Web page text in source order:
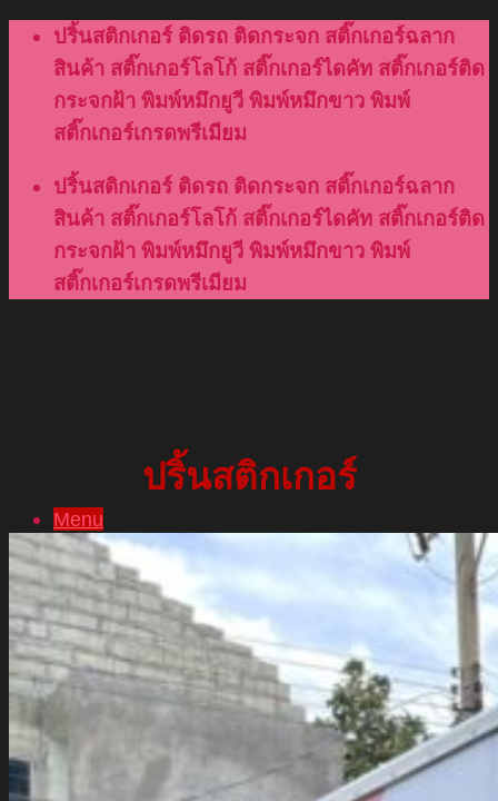
Skip
content
ปริ้นสติกเกอร์ ติดรถ ติดกระจก สติ๊กเกอร์ฉลาก
สินค้า สติ๊กเกอร์โลโก้ สติ๊กเกอร์ไดคัท สติ๊กเกอร์ติด
กระจกฝ้า พิมพ์หมึกยูวี พิมพ์หมึกขาว พิมพ์
สติ๊กเกอร์เกรดพรีเมียม
ปริ้นสติกเกอร์ ติดรถ ติดกระจก สติ๊กเกอร์ฉลาก
สินค้า สติ๊กเกอร์โลโก้ สติ๊กเกอร์ไดคัท สติ๊กเกอร์ติด
กระจกฝ้า พิมพ์หมึกยูวี พิมพ์หมึกขาว พิมพ์
สติ๊กเกอร์เกรดพรีเมียม
Menu
หน้าแรก
เกี่ยวกับเรา
บริการของเรา
งานพิมพ์สติ๊กเกอร์ยอดนิยม
ปริ้นสติกเกอร์
ฉลากสินค้า
สติ๊กเกอร์ไดคัท
สติ๊กเกอร์โลโก้
สติ๊กเกอร์ติดผนัง
พิมพ์สติ๊กเกอร์ใส
ปริ้นสติกเกอร์